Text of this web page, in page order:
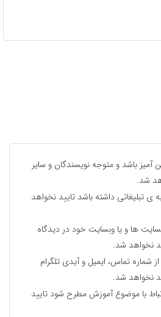
باشد و متوجه نویسندگان و سایر
شد.
ی تبلیغاتی داشته باشد تایید نخواهد
ها و یا وبسایت خود در دیدگاه
نخواهد شد.
شماره تماس، ایمیل و آیدی تلگرام
نخواهد شد.
با موضوع آموزش مطرح شود تایید